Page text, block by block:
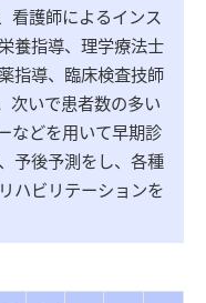
看護師によるインス
養指導、理学療法士
指導、臨床検査技師
次いで患者数の多い
などを用いて早期診
予後予測をし、各種
ハビリテーションを